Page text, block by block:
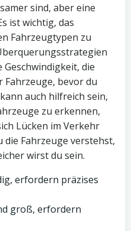
sind, aber eine
ist wichtig, das
Fahrzeugtypen zu
Geschwindigkeit, die
Fahrzeuge, bevor du
auch hilfreich sein,
zu erkennen,
Lücken im Verkehr
die Fahrzeuge verstehst,
wirst du sein.
erfordern präzises
groß, erfordern